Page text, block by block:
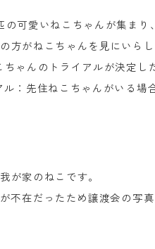
の可愛いねこちゃんが集まり、
方がねこちゃんを見にいらし
ちゃんのトライアルが決定し
ル：先住ねこちゃんがいる場
が家のねこです。
不在だったため譲渡会の写真